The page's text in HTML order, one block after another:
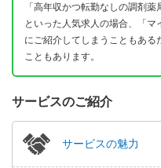
「高年収かつ転勤なしの調剤
といった人気求人の場合、「
にご紹介してしまうこともあ
こともあります。
サービスのご紹介
サービスの魅力